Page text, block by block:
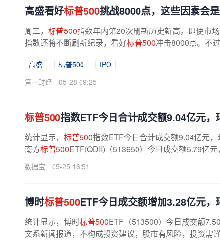
高盛看好标普500挑战8000点，这些因素会
周三， 标普500指数年内第20次刷新历史新高。即便市
指数还将不断刷新纪录，看好标普500冲击8000点。不
高盛 标普500
IPO
第一财经
05-28 09:25
标普500指数ETF今日合计成交额9.04亿元
统计显示， 标普500指数ETF今日合计成交额9.04亿元
南方标普500ETF(QDII)（513650）今日成交额5.79亿
数据宝 05-25 16:51
博时标普500ETF今日成交额增加3.28亿元
统计显示，博时标普500ETF（513500）今日成交额
文系新闻报道，不构成投资建议，股市有风险，投资需